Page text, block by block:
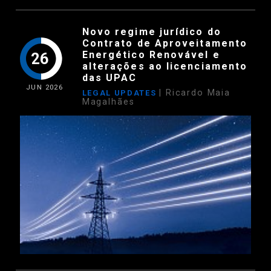
26
JUN 2026
Novo regime jurídico do
Contrato de Aproveitamento
Energético Renovável e
alterações ao licenciamento
das UPAC
LEGAL UPDATES
| Ricardo Maia
Magalhães